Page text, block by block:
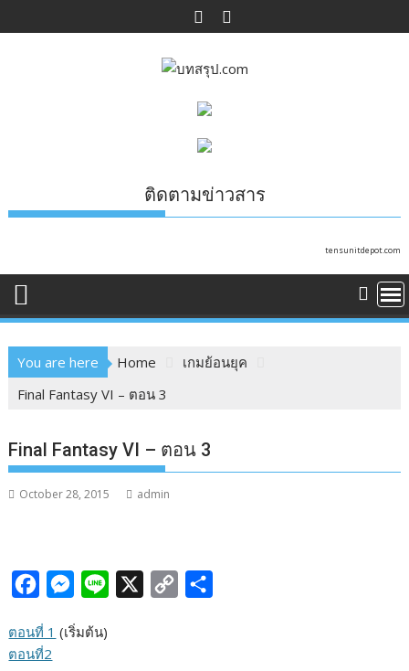
to
ติดตามข่าวสาร
tensunitdepot.com
You are here Home
เกมย้อนยุค
Final Fantasy VI – ตอน 3
Final Fantasy VI – ตอน 3
October 28, 2015 admin
c
e
M
s
ตอนที่ 1 (เริ่มต้น)
ตอนที่2